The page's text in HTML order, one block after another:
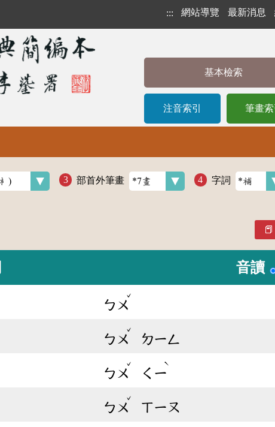
::: 網站導覽 最新消息
基本檢索
注音索引 筆畫索
部首外筆畫 字詞
音讀
ㄅㄨ
ˇ
ㄅㄨ
ˇ
ㄉㄧㄥ
ㄅㄨ
ˇ
ㄑㄧ
ˋ
ㄅㄨ
ˇ
ㄒㄧㄡ